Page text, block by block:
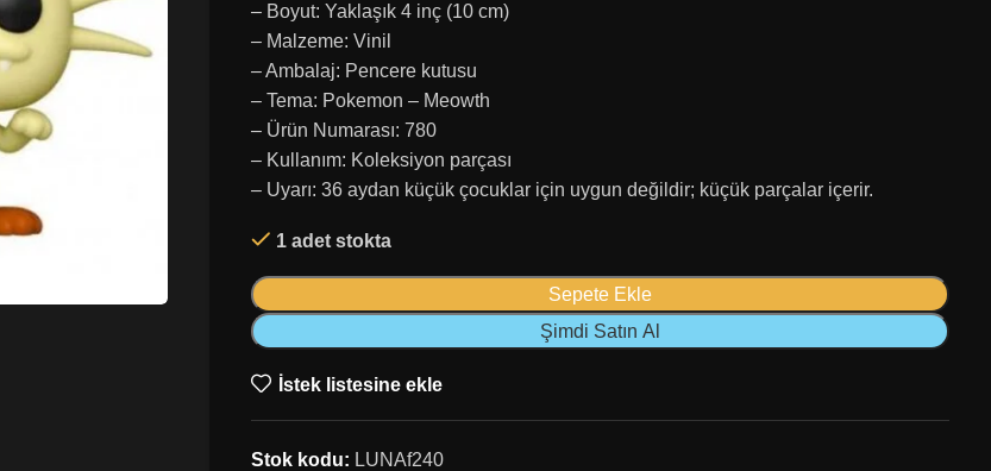
– Boyut: Yaklaşık 4 inç (10 cm)
– Malzeme: Vinil
– Ambalaj: Pencere kutusu
– Tema: Pokemon – Meowth
– Ürün Numarası: 780
– Kullanım: Koleksiyon parçası
– Uyarı: 36 aydan küçük çocuklar için uygun değildir; küçük parçalar içerir.
1 adet stokta
Sepete Ekle
Şimdi Satın Al
İstek listesine ekle
Stok kodu: LUNAf240